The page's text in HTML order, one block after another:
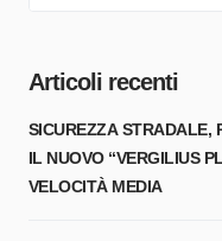
Articoli recenti
SICUREZZA STRADALE,
IL NUOVO “VERGILIUS
VELOCITÀ MEDIA